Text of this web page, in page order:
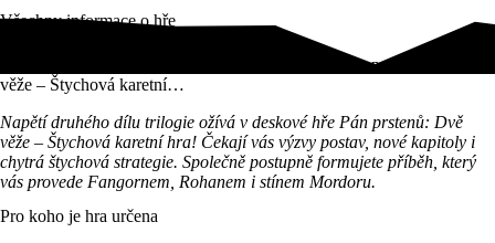
Všechny informace o hře
Napětí druhého dílu trilogie ožívá v deskové hře Pán prstenů: Dvě
věže – Štychová karetní…
Napětí druhého dílu trilogie ožívá v deskové hře Pán prstenů: Dvě
věže – Štychová karetní hra! Čekají vás výzvy postav, nové kapitoly i
chytrá štychová strategie. Společně postupně formujete příběh, který
vás provede Fangornem, Rohanem i stínem Mordoru.
Pro koho je hra určena